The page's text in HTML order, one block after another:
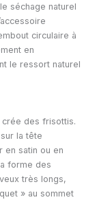
séchage naturel
circulaire à
en
le ressort naturel
crée des frisottis.
la tête
en satin ou en
forme des
très longs,
» au sommet